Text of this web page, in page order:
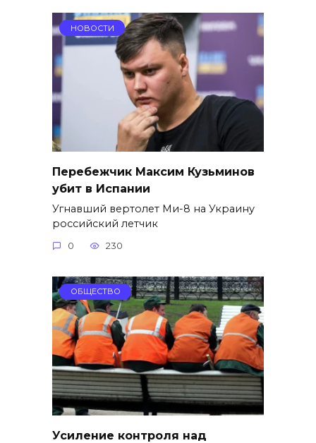
НОВОСТИ
Перебежчик Максим Кузьминов
убит в Испании
Угнавший вертолет Ми-8 на Украину
российский летчик
0 230
ОБЩЕСТВО
Усиление контроля над